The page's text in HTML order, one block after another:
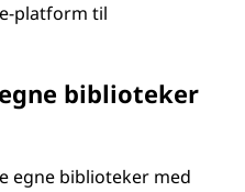
platform til
biblioteker
egne biblioteker med